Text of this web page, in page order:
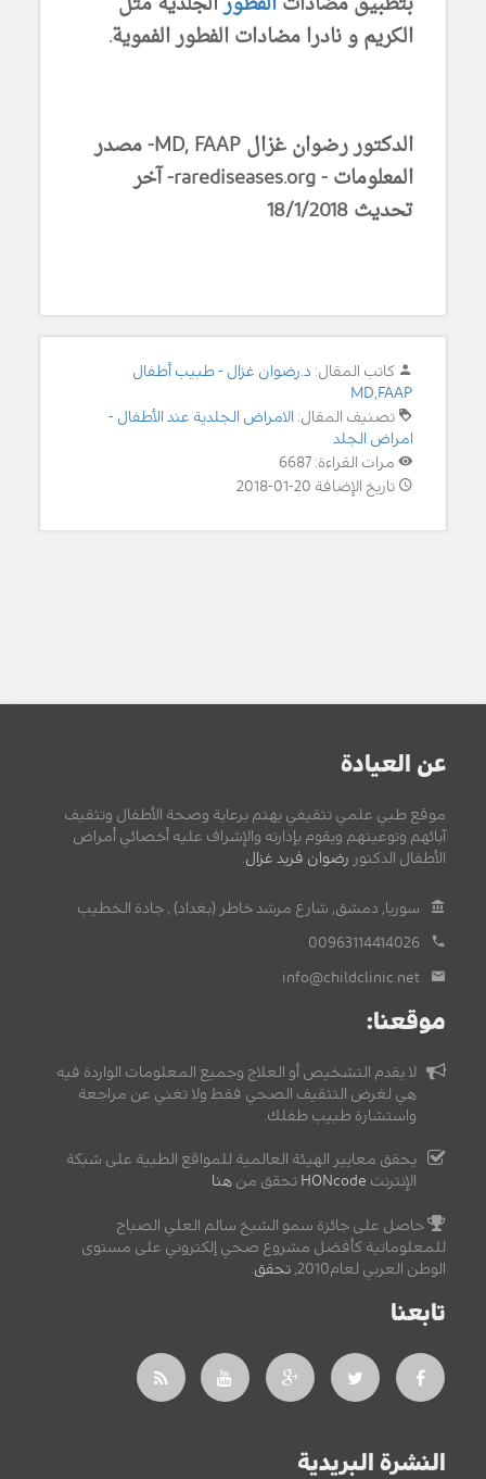
الكريم و نادرا مضادات الفطور الفموية.
الدكتور رضوان غزال MD, FAAP- مصدر
المعلومات - rarediseases.org- آخر
تحديث 18/1/2018
كاتب المقال: د.رضوان غزال - طبيب أطفال
MD,FAAP
تصنيف المقال: الامراض الجلدية عند الأطفال -
امراض الجلد
مرات القراءة: 6687
تاريخ الإضافة 20-01-2018
عن العيادة
موقع طبي علمي تثقيفي يهتم برعاية وصحة الأطفال وتثقيف
آبائهم وتوعيتهم ويقوم بإدارته والإشراف عليه أخصائي أمراض
الأطفال الدكتور رضوان فريد غزال
سوريا, دمشق, شارع مرشد خاطر (بغداد) , جادة الخطيب.
00963114414026
info@childclinic.net
موقعنا:
لا يقدم التشخيص أو العلاج وجميع المعلومات الواردة فيه
هي لغرض التثقيف الصحي فقط ولا تغني عن مراجعة
واستشارة طبيب طفلك.
يحقق معايير الهيئة العالمية للمواقع الطبية على شبكة
الإنترنت HONcode تحقق من هنا
حاصل على جائزة سمو الشيخ سالم العلي الصباح
للمعلوماتية كأفضل مشروع صحي إلكتروني على مستوى
الوطن العربي لعام2010,
تحقق
تابعنا
النشرة البريدية